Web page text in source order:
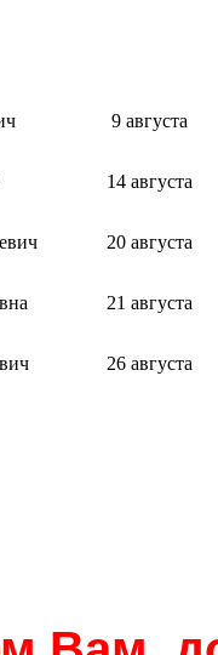
9 августа
14 августа
20 августа
21 августа
26 августа